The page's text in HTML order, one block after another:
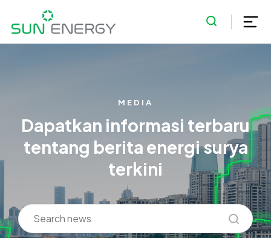
MEDIA
Dapatkan informasi terbaru
tentang berita energi surya
terkini